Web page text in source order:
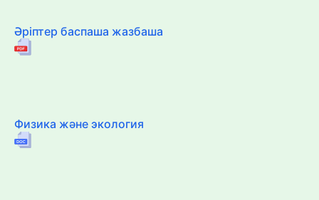
Әріптер баспаша жазбаша
Физика және экология